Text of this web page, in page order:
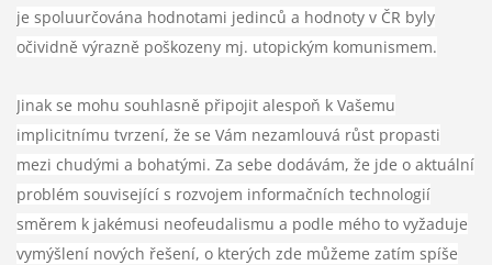
je spoluurčována hodnotami jedinců a hodnoty v ČR byly
očividně výrazně poškozeny mj. utopickým komunismem.
Jinak se mohu souhlasně připojit alespoň k Vašemu
implicitnímu tvrzení, že se Vám nezamlouvá růst propasti
mezi chudými a bohatými. Za sebe dodávám, že jde o aktuální
problém související s rozvojem informačních technologií
směrem k jakémusi neofeudalismu a podle mého to vyžaduje
vymýšlení nových řešení, o kterých zde můžeme zatím spíše